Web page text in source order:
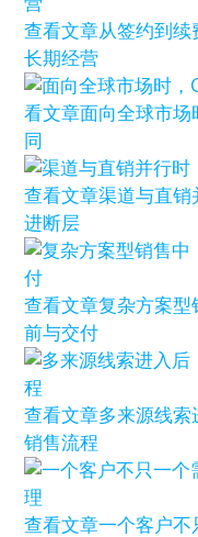
查看文章从签约到
长期经营
看文章面向全球市场
同
查看文章渠道与直销
进断层
查看文章复杂方案型
前与交付
查看文章多来源线索
销售流程
查看文章一个客户不